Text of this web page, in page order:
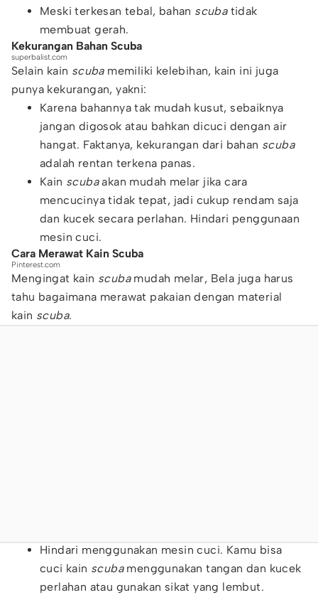
Meski terkesan tebal, bahan scuba tidak
membuat gerah.
Kekurangan Bahan Scuba
superbalist.com
Selain kain scubamemiliki kelebihan, kain ini juga
punya kekurangan, yakni:
Karena bahannya tak mudah kusut, sebaiknya
jangan digosok atau bahkan dicuci dengan air
hangat. Faktanya, kekurangan dari bahan scuba
adalah rentan terkena panas.
Kain scubaakan mudah melar jika cara
mencucinya tidak tepat, jadi cukup rendam saja
dan kucek secara perlahan. Hindari penggunaan
mesin cuci.
Cara Merawat Kain Scuba
Pinterest.com
Mengingat kain scubamudah melar, Bela juga harus
tahu bagaimana merawat pakaian dengan material
kain scuba.
Hindari menggunakan mesin cuci. Kamu bisa
cuci kain scubamenggunakan tangan dan kucek
perlahan atau gunakan sikat yang lembut.